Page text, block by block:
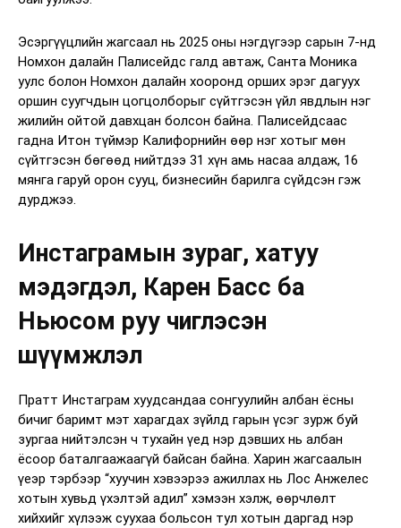
Эсэргүүцлийн жагсаал нь 2025 оны нэгдүгээр сарын 7-нд
Номхон далайн Палисейдс галд автаж, Санта Моника
уулс болон Номхон далайн хооронд орших эрэг дагуух
оршин суугчдын цогцолборыг сүйтгэсэн үйл явдлын нэг
жилийн ойтой давхцан болсон байна. Палисейдсаас
гадна Итон түймэр Калифорнийн өөр нэг хотыг мөн
сүйтгэсэн бөгөөд нийтдээ 31 хүн амь насаа алдаж, 16
мянга гаруй орон сууц, бизнесийн барилга сүйдсэн гэж
дурджээ.
Инстаграмын зураг, хатуу
мэдэгдэл, Карен Басс ба
Ньюсом руу чиглэсэн
шүүмжлэл
Пратт Инстаграм хуудсандаа сонгуулийн албан ёсны
бичиг баримт мэт харагдах зүйлд гарын үсэг зурж буй
зургаа нийтэлсэн ч тухайн үед нэр дэвших нь албан
ёсоор баталгаажаагүй байсан байна. Харин жагсаалын
үеэр тэрбээр “хуучин хэвээрээ ажиллах нь Лос Анжелес
хотын хувьд үхэлтэй адил” хэмээн хэлж, өөрчлөлт
хийхийг хүлээж суухаа больсон тул хотын даргад нэр